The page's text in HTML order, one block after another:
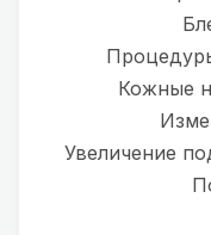
Кожные
Увеличение